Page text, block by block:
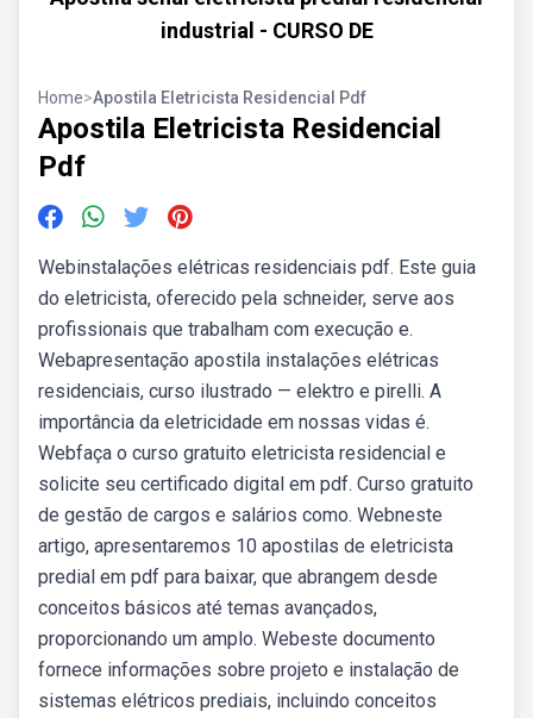
industrial - CURSO DE
Home>Apostila Eletricista Residencial Pdf
Apostila Eletricista Residencial
Pdf
Webinstalações elétricas residenciais pdf. Este guia
do eletricista, oferecido pela schneider, serve aos
profissionais que trabalham com execução e.
Webapresentação apostila instalações elétricas
residenciais, curso ilustrado — elektro e pirelli. A
importância da eletricidade em nossas vidas é.
Webfaça o curso gratuito eletricista residencial e
solicite seu certificado digital em pdf. Curso gratuito
de gestão de cargos e salários como. Webneste
artigo, apresentaremos 10 apostilas de eletricista
predial em pdf para baixar, que abrangem desde
conceitos básicos até temas avançados,
proporcionando um amplo. Webeste documento
fornece informações sobre projeto e instalação de
sistemas elétricos prediais, incluindo conceitos